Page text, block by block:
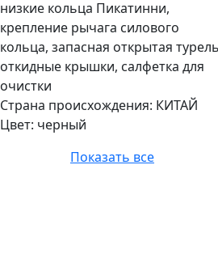
низкие кольца Пикатинни,
крепление рычага силового
кольца, запасная открытая
откидные крышки, салфетка для
очистки
Страна происхождения: КИТАЙ
Цвет: черный
Показать все